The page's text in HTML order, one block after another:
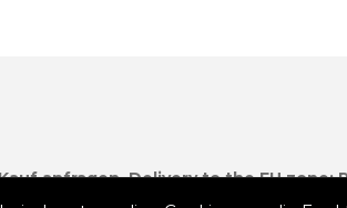
und maßgeschneiderte
anfragen.Delivery to the EU zone: